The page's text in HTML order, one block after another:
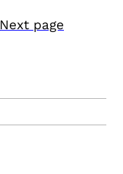
Next page